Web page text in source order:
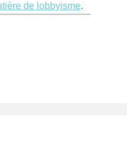
de lobbyisme.